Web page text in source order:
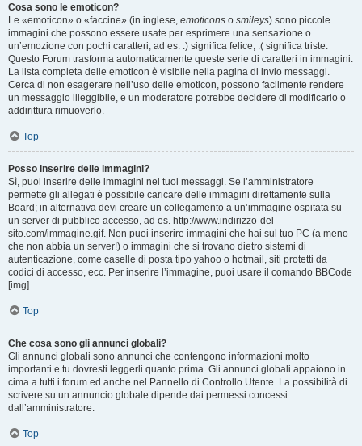
Cosa sono le emoticon?
Le «emoticon» o «faccine» (in inglese, emoticons o smileys) sono piccole
immagini che possono essere usate per esprimere una sensazione o
un’emozione con pochi caratteri; ad es. :) significa felice, :( significa triste.
Questo Forum trasforma automaticamente queste serie di caratteri in immagini.
La lista completa delle emoticon è visibile nella pagina di invio messaggi.
Cerca di non esagerare nell’uso delle emoticon, possono facilmente rendere
un messaggio illeggibile, e un moderatore potrebbe decidere di modificarlo o
addirittura rimuoverlo.
Top
Posso inserire delle immagini?
Sì, puoi inserire delle immagini nei tuoi messaggi. Se l’amministratore
permette gli allegati è possibile caricare delle immagini direttamente sulla
Board; in alternativa devi creare un collegamento a un’immagine ospitata su
un server di pubblico accesso, ad es. http://www.indirizzo-del-
sito.com/immagine.gif. Non puoi inserire immagini che hai sul tuo PC (a meno
che non abbia un server!) o immagini che si trovano dietro sistemi di
autenticazione, come caselle di posta tipo yahoo o hotmail, siti protetti da
codici di accesso, ecc. Per inserire l’immagine, puoi usare il comando BBCode
[img].
Top
Che cosa sono gli annunci globali?
Gli annunci globali sono annunci che contengono informazioni molto
importanti e tu dovresti leggerli quanto prima. Gli annunci globali appaiono in
cima a tutti i forum ed anche nel Pannello di Controllo Utente. La possibilità di
scrivere su un annuncio globale dipende dai permessi concessi
dall’amministratore.
Top